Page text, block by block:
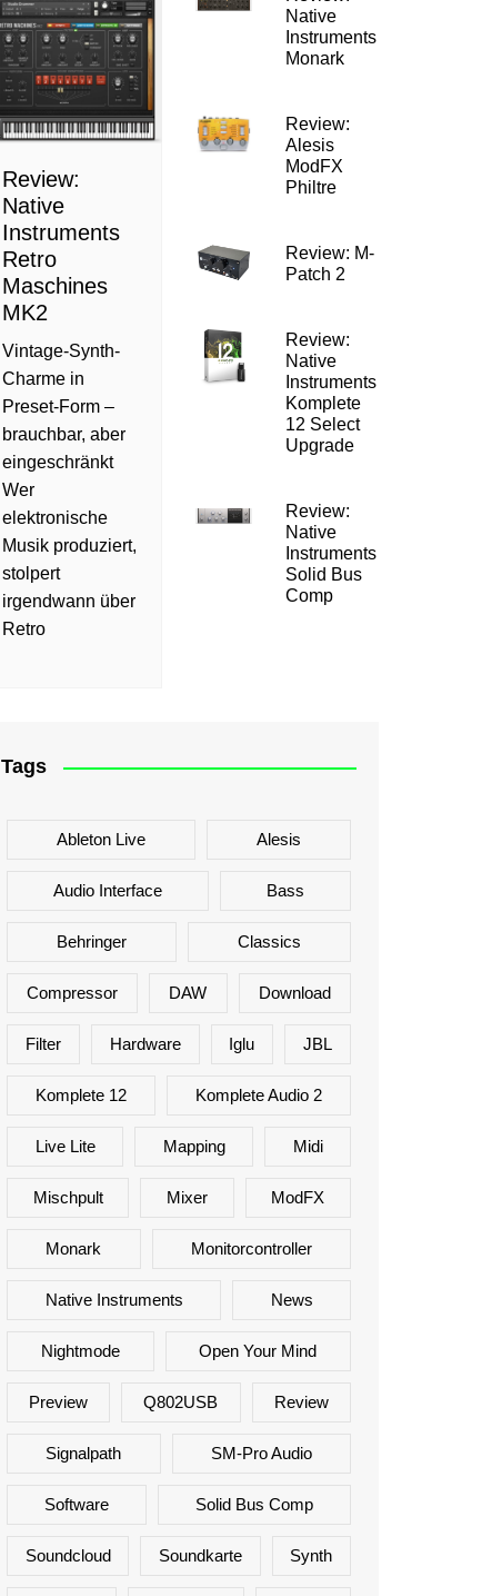
Review:
Native
Instruments
Retro
Maschines
MK2
Vintage-Synth-
Charme in
Preset-Form –
brauchbar, aber
eingeschränkt
Wer
elektronische
Musik produziert,
stolpert
irgendwann über
Retro
Native
Instruments
Monark
Review:
Alesis
ModFX
Philtre
Review: M-
Patch 2
Review:
Native
Instruments
Komplete
12 Select
Upgrade
Review:
Native
Instruments
Solid Bus
Comp
Tags
Ableton Live Alesis
Audio Interface Bass
Behringer Classics
Compressor DAW Download
Filter Hardware Iglu JBL
Komplete 12 Komplete Audio 2
Live Lite Mapping Midi
Mischpult Mixer ModFX
Monark Monitorcontroller
Native Instruments News
Nightmode Open Your Mind
Preview Q802USB Review
Signalpath SM-Pro Audio
Software Solid Bus Comp
Soundcloud Soundkarte Synth